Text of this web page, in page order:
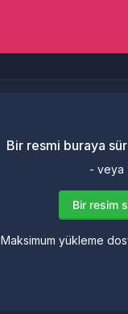
Bir resmi buraya
- veya
Bir resim
Maksimum yükleme